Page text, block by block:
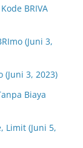
BRIVA
(Juni 3,
(Juni 3, 2023)
Biaya
Limit (Juni 5,